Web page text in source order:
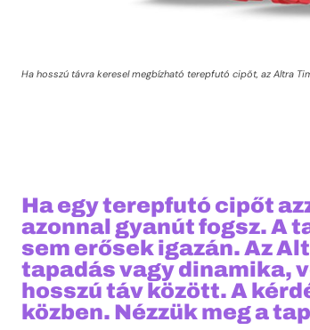
Ha hosszú távra keresel megbízható terepfutó cipőt, az Altra
Ha egy terepfutó cipőt
azonnal gyanút fogsz. A
sem erősek igazán. Az
tapadás vagy dinamika,
hosszú táv között. A
közben. Nézzük meg a